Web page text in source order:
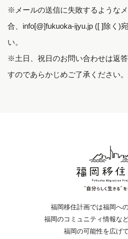
※メールの送信に失敗するような
合、info[@]fukuoka-ijyu.jp ([ ]除く)
い。
※土日、祝日のお問い合わせは返
すのであらかじめご了承ください。
福岡移住計画では福岡へ
福岡のコミュニティ情報な
福岡の可能性を広げ